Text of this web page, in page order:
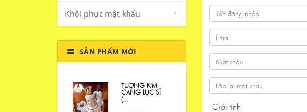
Khôi phục mật khẩu
SẢN PHẨM MỚI
TƯỢNG KIM
CANG LỰC SĨ
(...
Giới tính